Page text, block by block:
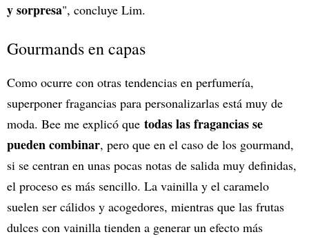
y sorpresa", concluye Lim.
Gourmands en capas
Como ocurre con otras tendencias en perfumería,
superponer fragancias para personalizarlas está muy de
moda. Bee me explicó que todas las fragancias se
pueden combinar, pero que en el caso de los gourmand,
si se centran en unas pocas notas de salida muy definidas,
el proceso es más sencillo. La vainilla y el caramelo
suelen ser cálidos y acogedores, mientras que las frutas
dulces con vainilla tienden a generar un efecto más